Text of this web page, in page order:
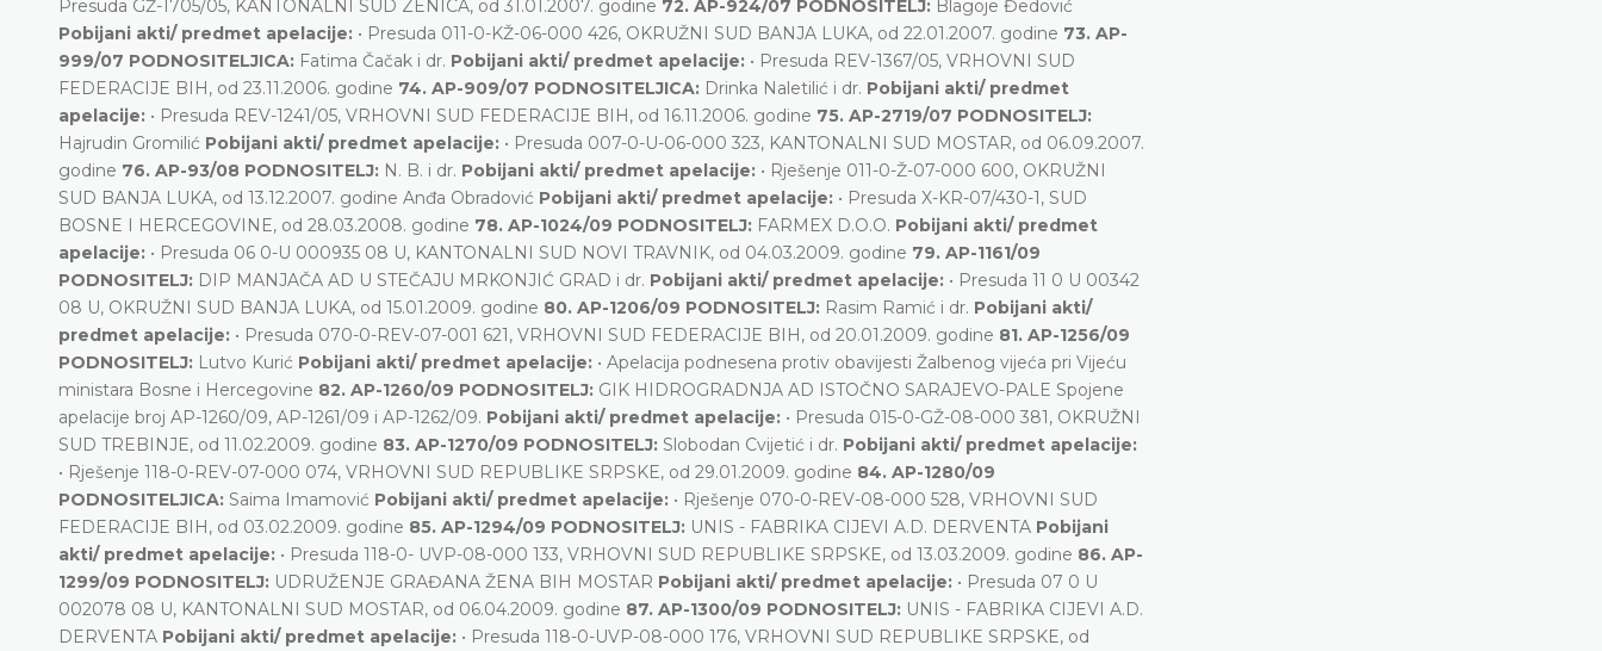
Presuda GŽ-1705/05, KANTONALNI SUD ZENICA, od 31.01.2007. godine 72. AP-924/07 PODNOSITELJ: Blagoje Đedović
Pobijani akti/ predmet apelacije: • Presuda 011-0-KŽ-06-000 426, OKRUŽNI SUD BANJA LUKA, od 22.01.2007. godine 73. AP-
999/07 PODNOSITELJICA: Fatima Čačak i dr. Pobijani akti/ predmet apelacije: • Presuda REV-1367/05, VRHOVNI SUD
FEDERACIJE BIH, od 23.11.2006. godine 74. AP-909/07 PODNOSITELJICA: Drinka Naletilić i dr. Pobijani akti/ predmet
apelacije: • Presuda REV-1241/05, VRHOVNI SUD FEDERACIJE BIH, od 16.11.2006. godine 75. AP-2719/07 PODNOSITELJ:
Hajrudin Gromilić Pobijani akti/ predmet apelacije: • Presuda 007-0-U-06-000 323, KANTONALNI SUD MOSTAR, od 06.09.2007.
godine 76. AP-93/08 PODNOSITELJ: N. B. i dr. Pobijani akti/ predmet apelacije: • Rješenje 011-0-Ž-07-000 600, OKRUŽNI
SUD BANJA LUKA, od 13.12.2007. godine Anđa Obradović Pobijani akti/ predmet apelacije: • Presuda X-KR-07/430-1, SUD
BOSNE I HERCEGOVINE, od 28.03.2008. godine 78. AP-1024/09 PODNOSITELJ: FARMEX D.O.O. Pobijani akti/ predmet
apelacije: • Presuda 06 0-U 000935 08 U, KANTONALNI SUD NOVI TRAVNIK, od 04.03.2009. godine 79. AP-1161/09
PODNOSITELJ: DIP MANJAČA AD U STEČAJU MRKONJIĆ GRAD i dr. Pobijani akti/ predmet apelacije: • Presuda 11 0 U 00342
08 U, OKRUŽNI SUD BANJA LUKA, od 15.01.2009. godine 80. AP-1206/09 PODNOSITELJ: Rasim Ramić i dr. Pobijani akti/
predmet apelacije: • Presuda 070-0-REV-07-001 621, VRHOVNI SUD FEDERACIJE BIH, od 20.01.2009. godine 81. AP-1256/09
PODNOSITELJ: Lutvo Kurić Pobijani akti/ predmet apelacije: • Apelacija podnesena protiv obavijesti Žalbenog vijeća pri Vijeću
ministara Bosne i Hercegovine 82. AP-1260/09 PODNOSITELJ: GIK HIDROGRADNJA AD ISTOČNO SARAJEVO-PALE Spojene
apelacije broj AP-1260/09, AP-1261/09 i AP-1262/09. Pobijani akti/ predmet apelacije: • Presuda 015-0-GŽ-08-000 381, OKRUŽNI
SUD TREBINJE, od 11.02.2009. godine 83. AP-1270/09 PODNOSITELJ: Slobodan Cvijetić i dr. Pobijani akti/ predmet apelacije:
• Rješenje 118-0-REV-07-000 074, VRHOVNI SUD REPUBLIKE SRPSKE, od 29.01.2009. godine 84. AP-1280/09
PODNOSITELJICA: Saima Imamović Pobijani akti/ predmet apelacije: • Rješenje 070-0-REV-08-000 528, VRHOVNI SUD
FEDERACIJE BIH, od 03.02.2009. godine 85. AP-1294/09 PODNOSITELJ: UNIS - FABRIKA CIJEVI A.D. DERVENTA Pobijani
akti/ predmet apelacije: • Presuda 118-0- UVP-08-000 133, VRHOVNI SUD REPUBLIKE SRPSKE, od 13.03.2009. godine 86. AP-
1299/09 PODNOSITELJ: UDRUŽENJE GRAĐANA ŽENA BIH MOSTAR Pobijani akti/ predmet apelacije: • Presuda 07 0 U
002078 08 U, KANTONALNI SUD MOSTAR, od 06.04.2009. godine 87. AP-1300/09 PODNOSITELJ: UNIS - FABRIKA CIJEVI A.D.
DERVENTA Pobijani akti/ predmet apelacije: • Presuda 118-0-UVP-08-000 176, VRHOVNI SUD REPUBLIKE SRPSKE, od